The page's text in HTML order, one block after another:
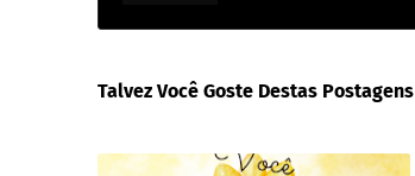
Talvez Você Goste Destas Postagens